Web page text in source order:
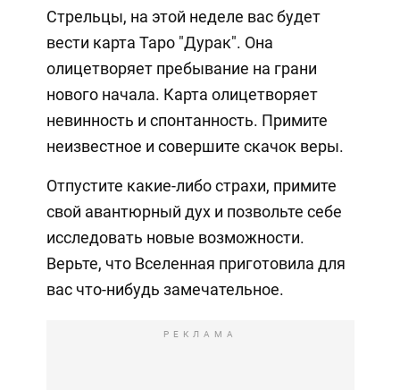
Стрельцы, на этой неделе вас будет
вести карта Таро "Дурак". Она
олицетворяет пребывание на грани
нового начала. Карта олицетворяет
невинность и спонтанность. Примите
неизвестное и совершите скачок веры.
Отпустите какие-либо страхи, примите
свой авантюрный дух и позвольте себе
исследовать новые возможности.
Верьте, что Вселенная приготовила для
вас что-нибудь замечательное.
РЕКЛАМА